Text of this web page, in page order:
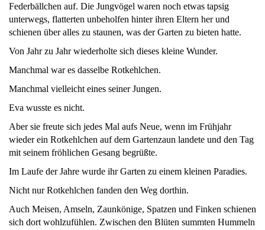
Federbällchen auf. Die Jungvögel waren noch etwas tapsig
unterwegs, flatterten unbeholfen hinter ihren Eltern her und
schienen über alles zu staunen, was der Garten zu bieten hatte.
Von Jahr zu Jahr wiederholte sich dieses kleine Wunder.
Manchmal war es dasselbe Rotkehlchen.
Manchmal vielleicht eines seiner Jungen.
Eva wusste es nicht.
Aber sie freute sich jedes Mal aufs Neue, wenn im Frühjahr
wieder ein Rotkehlchen auf dem Gartenzaun landete und den Tag
mit seinem fröhlichen Gesang begrüßte.
Im Laufe der Jahre wurde ihr Garten zu einem kleinen Paradies.
Nicht nur Rotkehlchen fanden den Weg dorthin.
Auch Meisen, Amseln, Zaunkönige, Spatzen und Finken schienen
sich dort wohlzufühlen. Zwischen den Blüten summten Hummeln